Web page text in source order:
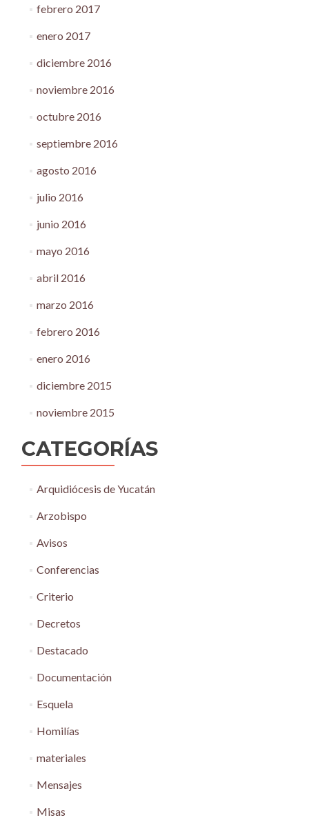
febrero 2017
enero 2017
diciembre 2016
noviembre 2016
octubre 2016
septiembre 2016
agosto 2016
julio 2016
junio 2016
mayo 2016
abril 2016
marzo 2016
febrero 2016
enero 2016
diciembre 2015
noviembre 2015
CATEGORÍAS
Arquidiócesis de Yucatán
Arzobispo
Avisos
Conferencias
Criterio
Decretos
Destacado
Documentación
Esquela
Homilías
materiales
Mensajes
Misas